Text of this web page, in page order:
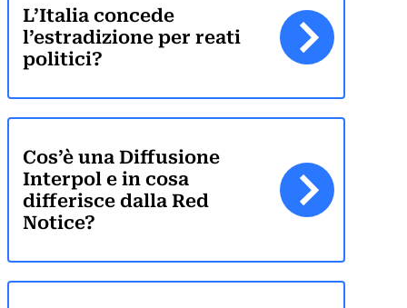
L’Italia concede
l’estradizione per reati
politici?
Cos’è una Diffusione
Interpol e in cosa
differisce dalla Red
Notice?